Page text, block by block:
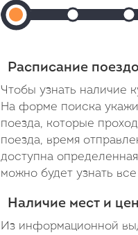
Чарыш
Отправление:
В
Расписание
Чтобы узнать наличие
На форме поиска
поезда, которые
поезда, время
доступна
можно будет узнать
Наличие мест и
Из информационной